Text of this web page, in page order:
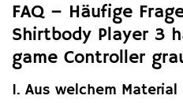
FAQ – Häufige
Shirtbody Player 3
game Controller
1. Aus welchem